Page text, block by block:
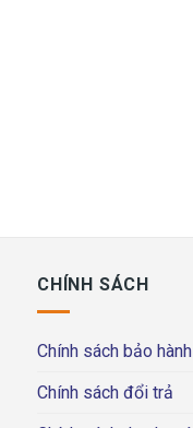
CHÍNH SÁCH
Chính sách bảo hành
Chính sách đổi trả